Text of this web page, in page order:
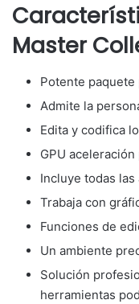
Master
Potente
Admite la
Edita y codifica
GPU
Incluye todas
Trabaja con
Funciones de
Un ambiente
Solución
herramientas